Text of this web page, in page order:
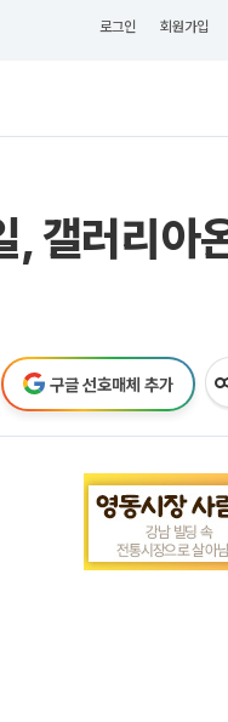
로그인 회원가입
갤러리아
구글 선호매체 추가